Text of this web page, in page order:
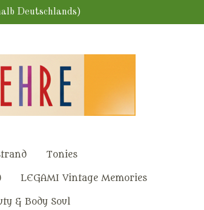
Deutschlands)
Tonies
LEGAMI Vintage Memories
& Body Soul